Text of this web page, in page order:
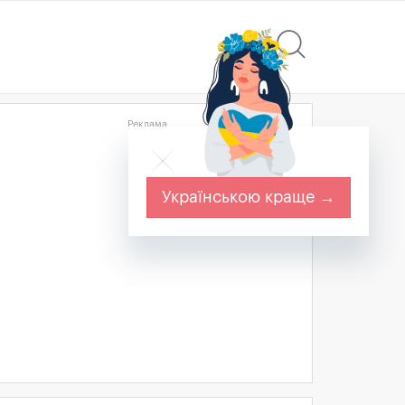
Реклама
Українською краще →